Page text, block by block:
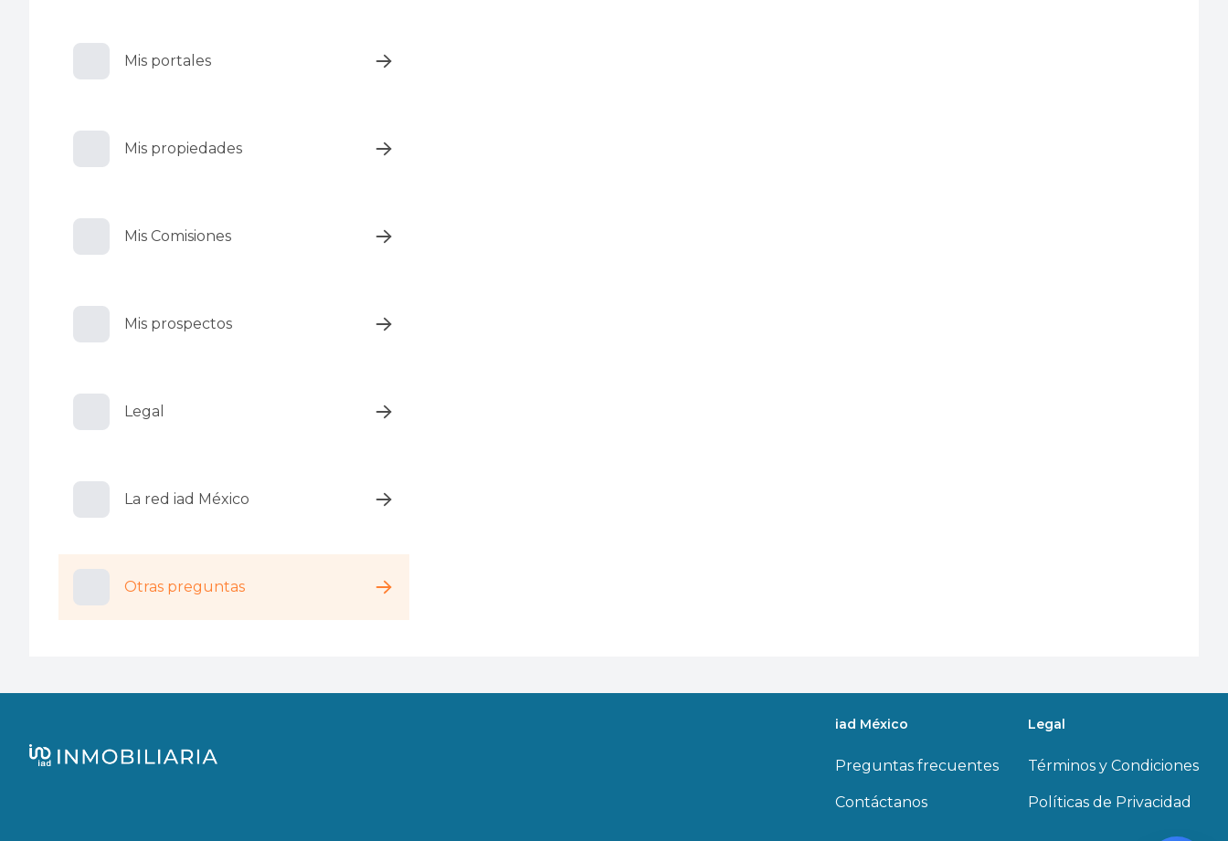
Mis portales
Mis propiedades
Mis Comisiones
Mis prospectos
Legal
La red iad México
Otras preguntas
iad México
Preguntas frecuentes
Contáctanos
Legal
Términos y Condiciones
Políticas de Privacidad